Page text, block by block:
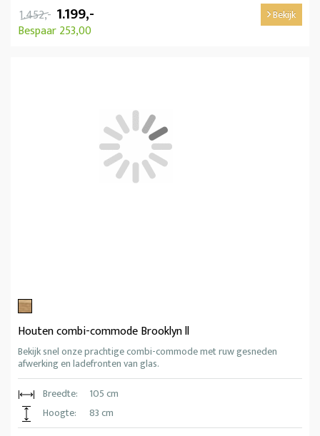
1.452,- 1.199,-
Bespaar 253,00
Bekijk
Houten combi-commode Brooklyn ll
Bekijk snel onze prachtige combi-commode met ruw gesneden
afwerking en ladefronten van glas.
Breedte:
105 cm
Hoogte:
83 cm